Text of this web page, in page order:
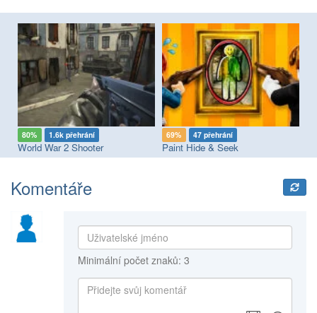
80% 1.6k přehrání
World War 2 Shooter
69% 47 přehrání
Paint Hide & Seek
Komentáře
Minimální počet znaků: 3